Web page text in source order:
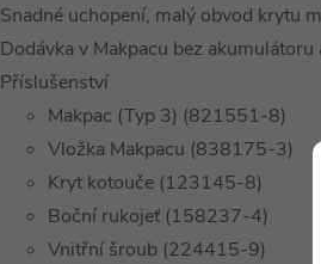
Snadné uchopení, malý obvod krytu
Dodávka v Makpacu bez akumulátoru
Příslušenství
Makpac (Typ 3) (821551-8)
Vložka Makpacu (838175-3)
Kryt kotouče (123145-8)
Boční rukojeť (158237-4)
Vnitřní šroub (224415-9)